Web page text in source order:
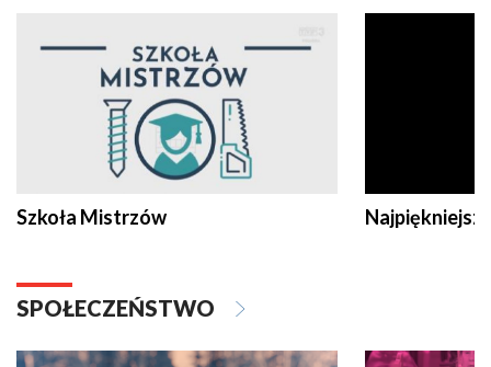
Szkoła Mistrzów
SPOŁECZEŃSTWO